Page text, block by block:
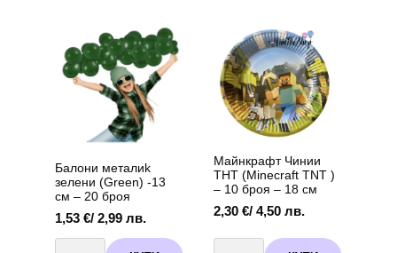
употреба
90
балона
см
Балони металиk
зелени (Green) -13
см – 20 броя
1,53 €/ 2,99 лв.
количество
Майнкрафт Чинии
ТНТ (Minecraft TNT )
– 10 броя – 18 см
2,30 €/ 4,50 лв.
количество